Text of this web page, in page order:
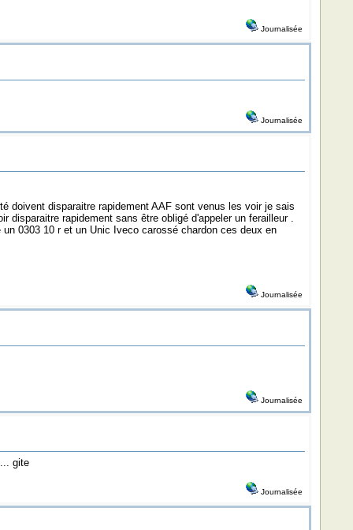
Journalisée
Journalisée
doivent disparaitre rapidement AAF sont venus les voir je sais
rapidement sans être obligé d'appeler un ferailleur .
0303 10 r et un Unic Iveco carossé chardon ces deux en
Journalisée
Journalisée
gite
Journalisée